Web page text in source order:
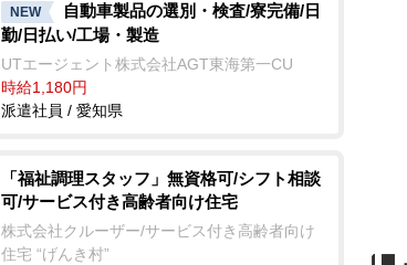
NEW
自動車製品の選別・検査/寮完備/日
勤/日払い/工場・製造
UTエージェント株式会社AGT東海第一CU
時給1,180円
派遣社員 / 愛知県
「福祉調理スタッフ」無資格可/シフト相談
可/サービス付き高齢者向け住宅
株式会社クルーザー/サービス付き高齢者向け
住宅 “げんき村”